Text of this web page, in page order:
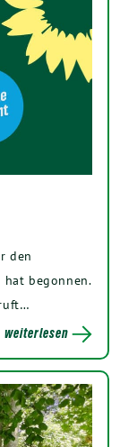
den
begonnen.
weiterlesen